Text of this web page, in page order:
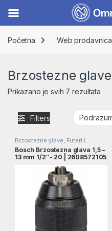
Početna
Web prodavnica
Brzostezne glave
Prikazano je svih 7 rezultata
Filters
Brzostezne glave, Futeri i
adapter ,Pribor
Bosch Brzostezna glava 1,5 –
13 mm 1/2″- 20 | 2608572105